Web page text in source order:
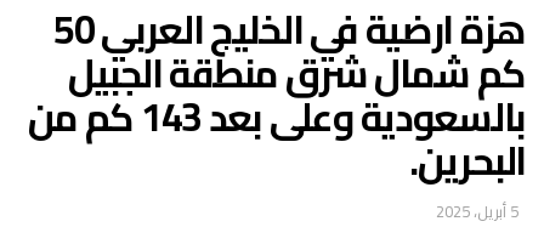
هزة ارضية في الخليج العربي 50
كم شمال شرق منطقة الجبيل
بالسعودية وعلى بعد 143 كم من
البحرين.
5 أبريل، 2025